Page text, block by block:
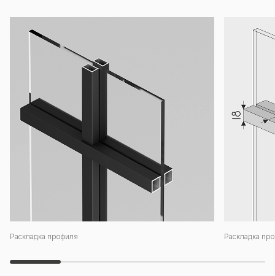
Раскладка профиля Раскладка